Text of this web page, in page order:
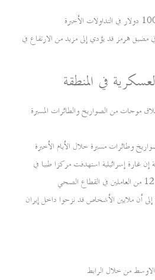
مضيق هرمز قد يؤدي إلى مزيد من الارتفاع في
في المنطقة
موجات من الصواريخ والطائرات المسيرة
وطائرات مسيرة خلال الأيام الأخيرة
غارة إسرائيلية استهدفت مركزا طبيا في
إلى أن ملايين الأشخاص قد نزحوا داخل إيران
من خلال الرابط